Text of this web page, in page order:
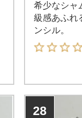
希少なシャ
級感あふれ
ンシル。
28